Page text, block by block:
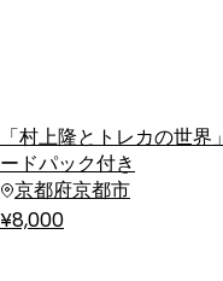
「村上隆とトレカの世
ードパック付き
京都府京都市
¥8,000